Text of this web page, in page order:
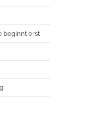
beginnt erst